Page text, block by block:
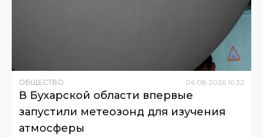
ОБЩЕСТВО 06 08 2026 16:32
В Бухарской области впервые
запустили метеозонд для изучения
атмосферы